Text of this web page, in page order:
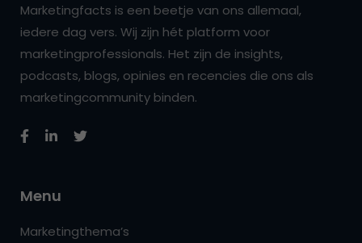
Marketingfacts is een beetje van ons allemaal,
iedere dag vers. Wij zijn hét platform voor
marketingprofessionals. Het zijn de insights,
podcasts, blogs, opinies en recencies die ons als
marketingcommunity binden.
Menu
Marketingthema’s